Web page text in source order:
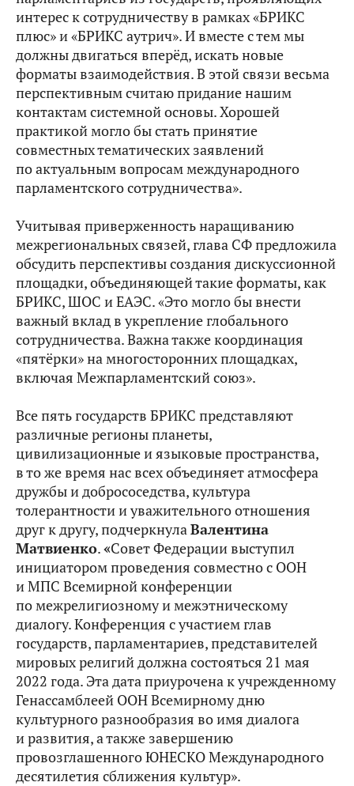
интерес к сотрудничеству в рамках «БРИКС
плюс» и «БРИКС аутрич». И вместе с тем мы
должны двигаться вперёд, искать новые
форматы взаимодействия. В этой связи весьма
перспективным считаю придание нашим
контактам системной основы. Хорошей
практикой могло бы стать принятие
совместных тематических заявлений
по актуальным вопросам международного
парламентского сотрудничества».
Учитывая приверженность наращиванию
межрегиональных связей, глава СФ предложила
обсудить перспективы создания дискуссионной
площадки, объединяющей такие форматы, как
БРИКС, ШОС и ЕАЭС. «Это могло бы внести
важный вклад в укрепление глобального
сотрудничества. Важна также координация
«пятёрки» на многосторонних площадках,
включая Межпарламентский союз».
Все пять государств БРИКС представляют
различные регионы планеты,
цивилизационные и языковые пространства,
в то же время нас всех объединяет атмосфера
дружбы и добрососедства, культура
толерантности и уважительного отношения
друг к другу, подчеркнулаВалентина
Матвиенко.«Совет Федерации выступил
инициатором проведения совместно с ООН
и МПС Всемирной конференции
по межрелигиозному и межэтническому
диалогу. Конференция с участием глав
государств, парламентариев, представителей
мировых религий должна состояться 21 мая
2022 года. Эта дата приурочена к учрежденному
Генассамблеей ООН Всемирному дню
культурного разнообразия во имя диалога
и развития, а также завершению
провозглашенного ЮНЕСКО Международного
десятилетия сближения культур».